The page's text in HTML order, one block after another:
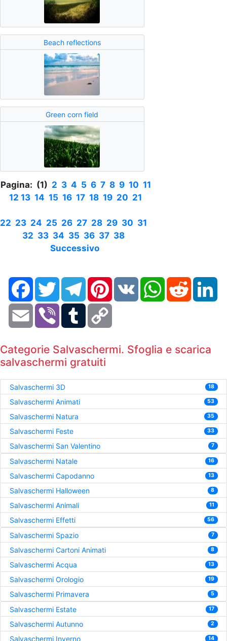
Beach reflections
Green corn field
Pagina: (1) 2 3 4 5 6 7 8 9 10 11
12 13 14 15 16 17 18 19 20 21
22 23 24 25 26 27 28 29 30 31
32 33 34 35 36 37 38
Successivo
FacebookTwitter TelegramPinterestVK WhatsAppReddit
Email Viber Tumblr
Categorie Salvaschermi. Sfoglia e scarica
salvaschermi gratuiti
Salvaschermi 3D 18
Salvaschermi Animati 53
Salvaschermi Natura 35
Salvaschermi Feste 33
Salvaschermi San Valentino 7
Salvaschermi Natale 16
Salvaschermi Capodanno 13
Salvaschermi Halloween 8
Salvaschermi Animali 11
Salvaschermi Effetti 56
Salvaschermi Spazio 7
Salvaschermi Cartoni Animati 8
Salvaschermi Acqua 13
Salvaschermi Orologio 19
Salvaschermi Primavera 5
Salvaschermi Estate 17
Salvaschermi Autunno 2
Salvaschermi Inverno 14